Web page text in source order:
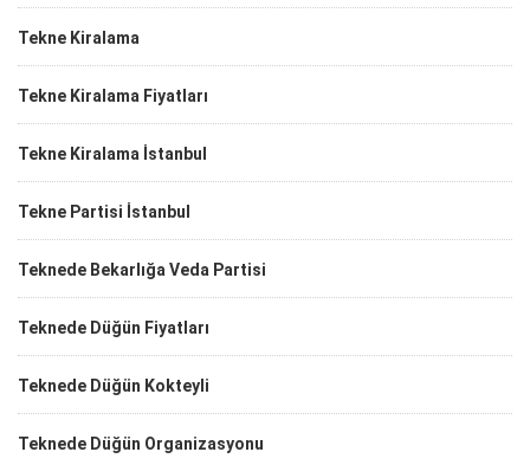
Tekne Kiralama
Tekne Kiralama Fiyatları
Tekne Kiralama İstanbul
Tekne Partisi İstanbul
Teknede Bekarlığa Veda Partisi
Teknede Düğün Fiyatları
Teknede Düğün Kokteyli
Teknede Düğün Organizasyonu